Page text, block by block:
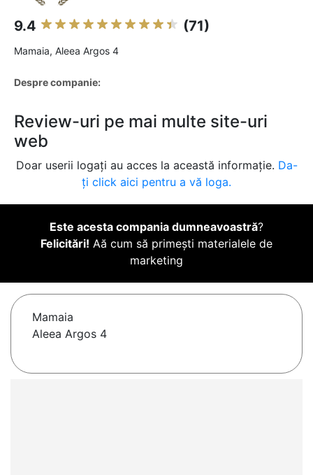
9.4 (71)
Mamaia, Aleea Argos 4
Despre companie:
Review-uri pe mai multe site-uri
web
Doar userii logați au acces la această informație. Da-
ți click aici pentru a vă loga.
Este acesta compania dumneavoastră?
Felicitări! Aă cum să primești materialele de
marketing
Mamaia
Aleea Argos 4